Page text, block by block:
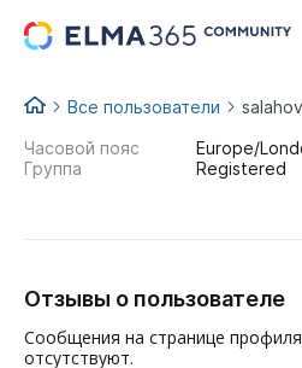
...
Все пользователи
Часовой пояс
Europe/
Группа
Registered
Отзывы о пользователе
Сообщения на странице
отсутствуют.